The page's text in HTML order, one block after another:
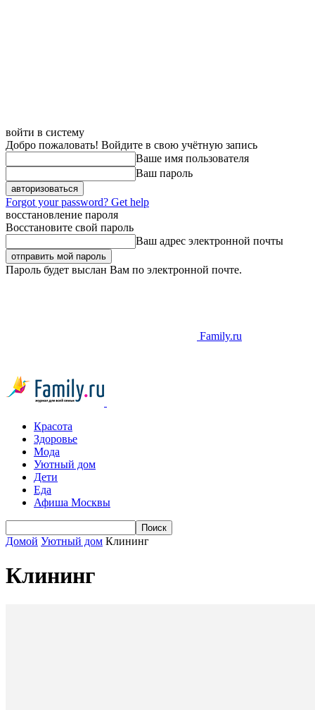
войти в систему
Добро пожаловать! Войдите в свою учётную запись
Ваше имя пользователя
Ваш пароль
Forgot your password? Get help
восстановление пароля
Восстановите свой пароль
Ваш адрес электронной почты
Пароль будет выслан Вам по электронной почте.
Family.ru
Красота
Здоровье
Мода
Уютный дом
Дети
Еда
Афиша Москвы
Домой Уютный дом Клининг
Клининг